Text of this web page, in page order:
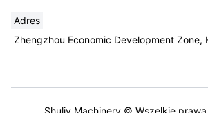
Adres
Zhengzhou Economic Development Zone,
Shuliy Machinery © Wszelkie